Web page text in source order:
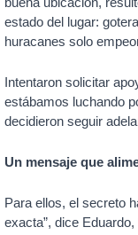
estado del lugar:
huracanes solo
Intentaron solicitar
estábamos luchando
decidieron seguir
Un mensaje que
Para ellos, el secreto
exacta”, dice